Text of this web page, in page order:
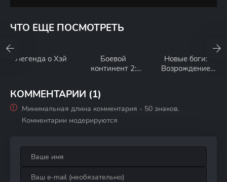
ЧТО ЕЩЕ ПОСМОТРЕТЬ
Легенда о Хэй
Боевой
континент 2:
ый клан Тан
Новые боги:
Возрождение
КОММЕНТАРИИ (1)
Минимальная длина комментария - 50 знаков.
Комментарии модерируются